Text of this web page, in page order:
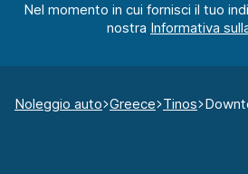
Nel momento in cui fornisci il tuo
nostra
Noleggio auto Greece Tinos